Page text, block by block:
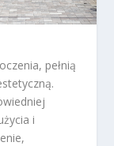
pełnią
i